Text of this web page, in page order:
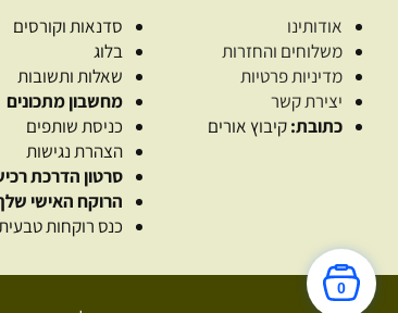
אודותינו
משלוחים והחזרות
מדיניות פרטיות
יצירת קשר
כתובת:קיבוץ אורים
סדנאות וקורסים
בלוג
שאלות ותשובות
מחשבון מתכונים
כניסת שותפים
הצהרת נגישות
סרטון הדרכת
הרוקח האישי
כנס רוקחות טבעית
0